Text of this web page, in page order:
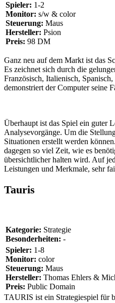
Spieler: 1-2
Monitor: s/w & color
Steuerung: Maus
Hersteller: Psion
Preis: 98 DM
Ganz neu auf dem Markt ist das
Es zeichnet sich durch die
Französisch, Italienisch,
demonstriert der Computer seine
Überhaupt ist das Spiel ein guter
Analysevorgänge. Um die
Situationen erstellt werden
dagegen so viel Zeit, wie es
übersichtlicher halten wird. Auf
Leistungen und Merkmale, sehr
Tauris
Kategorie: Strategie
Besonderheiten: -
Spieler: 1-8
Monitor: color
Steuerung: Maus
Hersteller: Thomas Ehlers &
Preis: Public Domain
TAURIS ist ein Strategiespiel für